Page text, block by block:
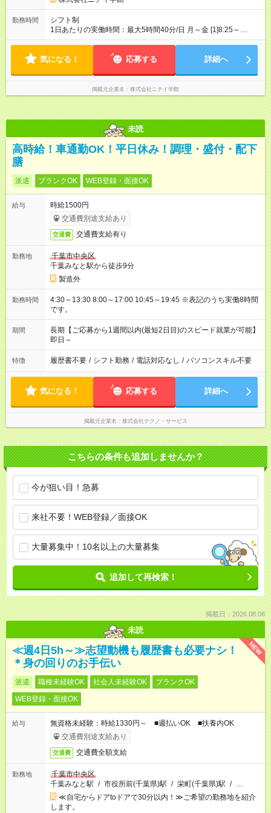
勤務時間
シフト制
1日あたりの実働時間：最大5時間40分/日 月～金 [1]8:25～
13:35（休憩なし） [2]8:25～14:05（休憩なし） ★[1]～[2]どちら
気になる！ 応募する 詳細へ
掲載元企業名 株式会社ニチイ学館
未読
高時給！車通勤OK！平日休み！調理・盛付・配下
膳
派遣 ブランクOK WEB登録・面接OK
給与
時給1500円
交通費別途支給あり
交通費 交通費支給有り
勤務地
千葉市中央区
千葉みなと駅から徒歩9分
製造外
勤務時間
4:30～13:30 8:00～17:00 10:45～19:45 ※表記のうち実働8時間
です。
期間
長期【ご応募から1週間以内(最短2日目)のスピード就業が可能】
即日～
特徴 履歴書不要 / シフト勤務 / 電話対応なし / パソコンスキル不要
気になる！ 応募する 詳細へ
掲載元企業名 株式会社テクノ・サービス
こちらの条件も追加しませんか？
今が狙い目！急募
来社不要！WEB登録／面接OK
大量募集中！10名以上の大量募集
追加して再検索！
掲載日：2026.08.08
未読
NEW
≪週4日5h～≫志望動機も履歴書も必要ナシ！
＊身の回りのお手伝い
派遣 職種未経験OK 社会人未経験OK
ブランクOK
WEB登録・面接OK
給与
無資格未経験：時給1330円～ ■週払いOK ■扶養内OK
交通費別途支給あり
交通費 交通費全額支給
勤務地
千葉市中央区
千葉みなと駅 / 市役所前(千葉県)駅 / 栄町(千葉県)駅 / …
≪自宅からドアtoドアで30分以内！≫ご希望の勤務地を紹介
します。